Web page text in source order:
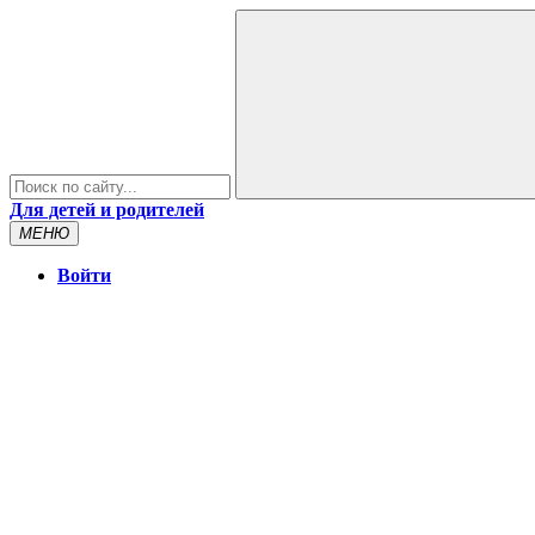
Для детей и родителей
МЕНЮ
Войти